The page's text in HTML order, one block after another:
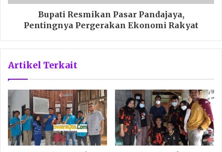
Bupati Resmikan Pasar Pandajaya,
Pentingnya Pergerakan Ekonomi Rakyat
Artikel Terkait